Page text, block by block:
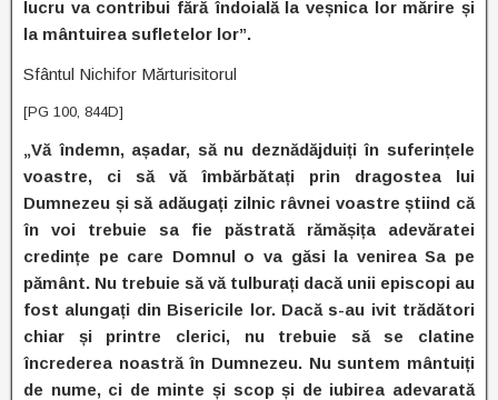
lucru va contribui fără îndoială la veșnica lor mărire și
la mântuirea sufletelor lor”.
Sfântul Nichifor Mărturisitorul
[PG 100, 844D]
„Vă îndemn, așadar, să nu deznădăjduiți în suferințele
voastre, ci să vă îmbărbătați prin dragostea lui
Dumnezeu și să adăugați zilnic râvnei voastre știind că
în voi trebuie sa fie păstrată rămășița adevăratei
credințe pe care Domnul o va găsi la venirea Sa pe
pământ. Nu trebuie să vă tulburați dacă unii episcopi au
fost alungați din Bisericile lor. Dacă s-au ivit trădători
chiar și printre clerici, nu trebuie să se clatine
încrederea noastră în Dumnezeu. Nu suntem mântuiți
de nume, ci de minte și scop și de iubirea adevarată